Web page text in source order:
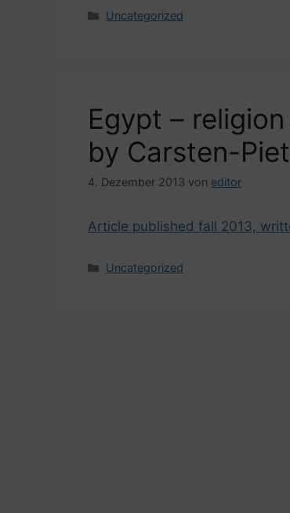
Kategorien
Uncategorized
Egypt –
by Carsten-
4. Dezember 2013 von editor
Article published fall 2013,
Kategorien
Uncategorized